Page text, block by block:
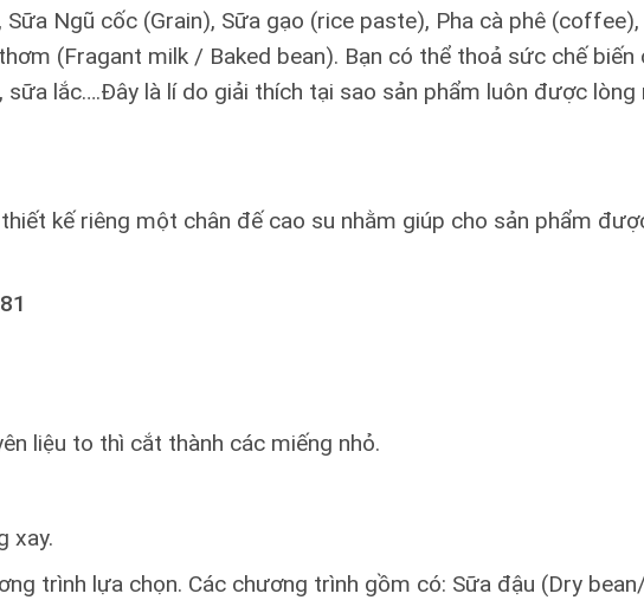
Ngũ cốc (Grain), Sữa gạo (rice paste), Pha cà phê
(Fragant milk / Baked bean). Bạn có thể thoả sức chế biến
lắc….Đây là lí do giải thích tại sao sản phẩm luôn được
kế riêng một chân đế cao su nhằm giúp cho sản phẩm
liệu to thì cắt thành các miếng nhỏ.
xay.
trình lựa chọn. Các chương trình gồm có: Sữa đậu (Dry